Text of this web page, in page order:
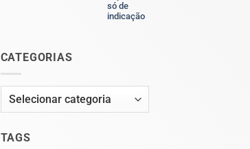
e
como
só de
indicação
internet:
como
CATEGORIAS
Categorias
TAGS